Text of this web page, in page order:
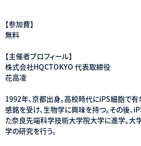
【参加費】
無料
【主催者プロフィール】
株式会社HQCTOKYO 代表取締役
花高凌
1992年、京都出身。高校時代にiPS細胞で
感銘を受け、生物学に興味を持つ。その後
た奈良先端科学技術大学院大学に進学。大
学の研究を行う。